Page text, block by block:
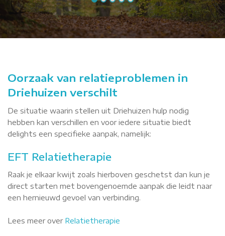
Oorzaak van relatieproblemen in
Driehuizen verschilt
De situatie waarin stellen uit Driehuizen hulp nodig
hebben kan verschillen en voor iedere situatie biedt
delights een specifieke aanpak, namelijk:
EFT Relatietherapie
Raak je elkaar kwijt zoals hierboven geschetst dan kun je
direct starten met bovengenoemde aanpak die leidt naar
een hernieuwd gevoel van verbinding.
Lees meer over Relatietherapie